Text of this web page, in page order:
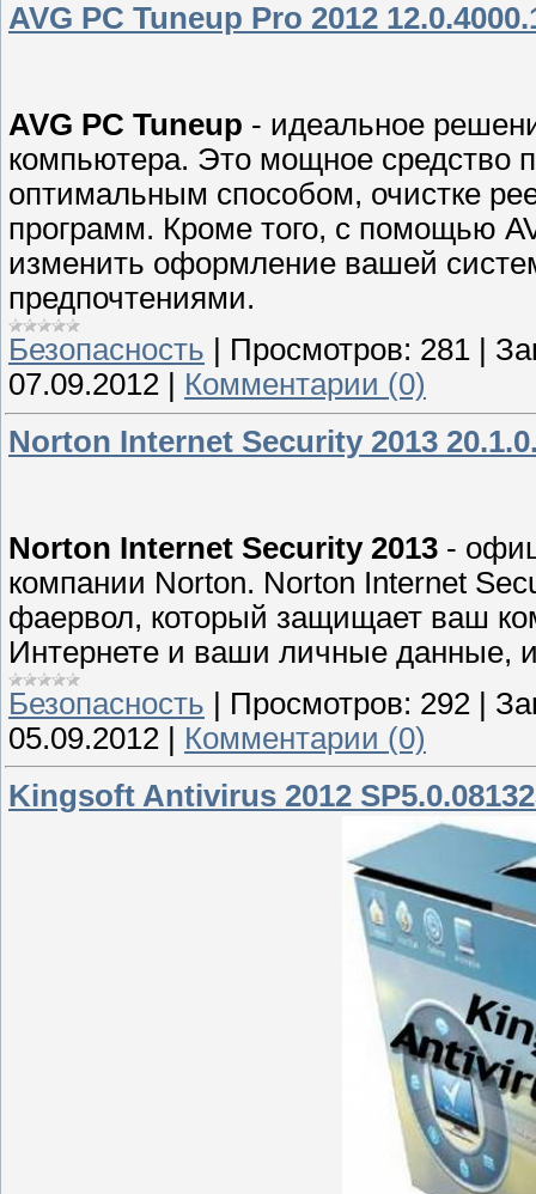
AVG PC Tuneup Pro 2012
AVG PC Tuneup - идеальное
компьютера. Это мощное средство
оптимальным способом, очистке
программ. Кроме того, с помощью
изменить оформление вашей
предпочтениями.
Безопасность
Просмотров: 281
07.09.2012
Комментарии (0)
Norton Internet Security 2013
Norton Internet Security 2013 -
компании Norton. Norton Internet
фаервол, который защищает ваш
Интернете и ваши личные данные,
Безопасность
Просмотров: 292
05.09.2012
Комментарии (0)
Kingsoft Antivirus 2012